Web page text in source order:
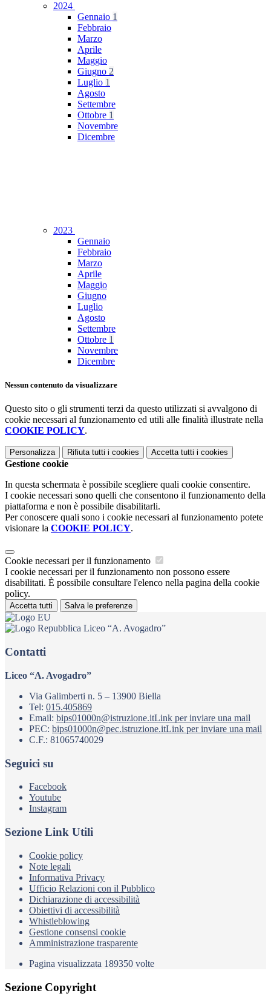
2024
Gennaio 1
Febbraio
Marzo
Aprile
Maggio
Giugno 2
Luglio 1
Agosto
Settembre
Ottobre 1
Novembre
Dicembre
2023
Gennaio
Febbraio
Marzo
Aprile
Maggio
Giugno
Luglio
Agosto
Settembre
Ottobre 1
Novembre
Dicembre
Nessun contenuto da visualizzare
Questo sito o gli strumenti terzi da questo utilizzati si avvalgono di
cookie necessari al funzionamento ed utili alle finalità illustrate nella
COOKIE POLICY.
Personalizza Rifiuta tutti i cookies Accetta tutti i cookies
Gestione cookie
In questa schermata è possibile scegliere quali cookie consentire.
I cookie necessari sono quelli che consentono il funzionamento della
piattaforma e non è possibile disabilitarli.
Per conoscere quali sono i cookie necessari al funzionamento potete
visionare la COOKIE POLICY.
Cookie necessari per il funzionamento
I cookie necessari per il funzionamento non possono essere
disabilitati. È possibile consultare l'elenco nella pagina della cookie
policy.
Accetta tutti Salva le preferenze
Liceo “A. Avogadro”
Contatti
Liceo “A. Avogadro”
Via Galimberti n. 5 – 13900 Biella
Tel: 015.405869
Email: bips01000n@istruzione.itLink per inviare una mail
PEC: bips01000n@pec.istruzione.itLink per inviare una mail
C.F.: 81065740029
Seguici su
Facebook
Youtube
Instagram
Sezione Link Utili
Cookie policy
Note legali
Informativa Privacy
Ufficio Relazioni con il Pubblico
Dichiarazione di accessibilità
Obiettivi di accessibilità
Whistleblowing
Gestione consensi cookie
Amministrazione trasparente
Pagina visualizzata 189350 volte
Sezione Copyright